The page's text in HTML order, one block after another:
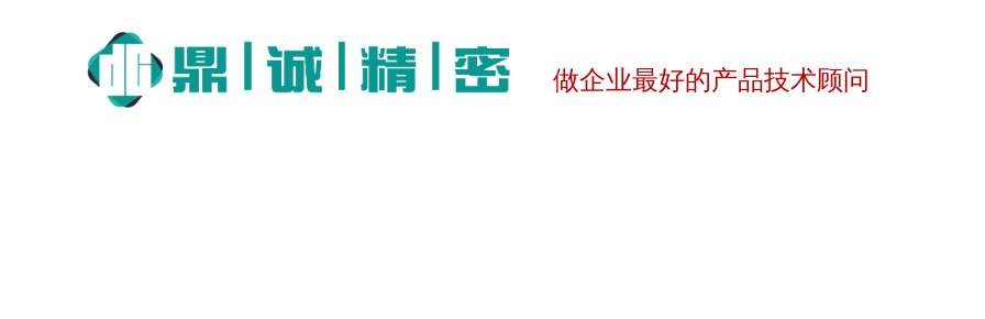
做企业最好的产品技术顾问